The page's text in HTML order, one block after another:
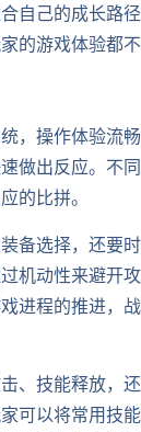
自己的成长路
的游戏体验都不
，操作体验流
做出反应。不
的比拼。
选择，还要
机动性来避开
进程的推进，
、技能释放，
可以将常用技